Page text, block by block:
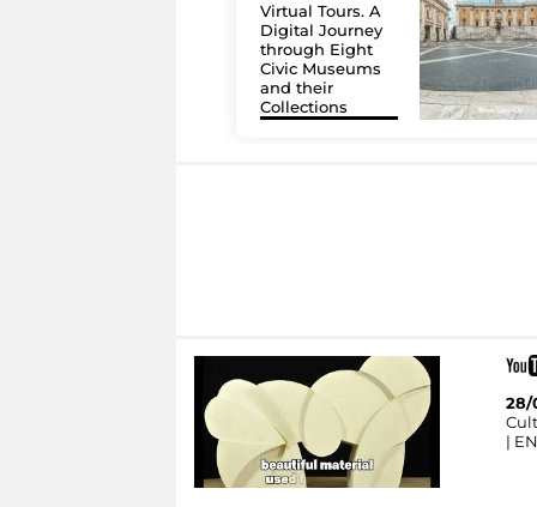
Virtual Tours. A
Digital Journey
through Eight
Civic Museums
and their
Collections
28/
|